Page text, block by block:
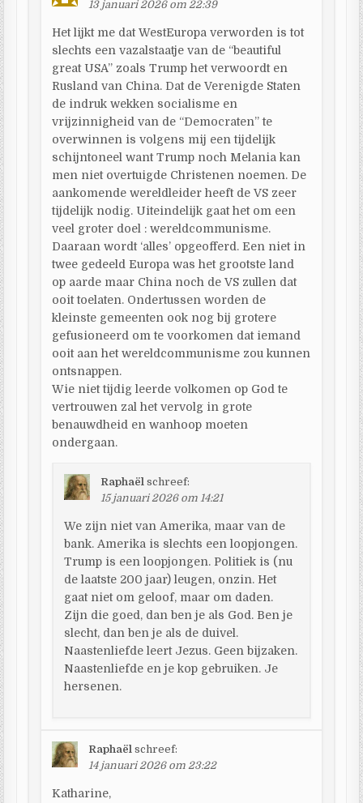
13 januari 2026 om 22:39
Het lijkt me dat WestEuropa verworden is tot
slechts een vazalstaatje van de “beautiful
great USA” zoals Trump het verwoordt en
Rusland van China. Dat de Verenigde Staten
de indruk wekken socialisme en
vrijzinnigheid van de “Democraten” te
overwinnen is volgens mij een tijdelijk
schijntoneel want Trump noch Melania kan
men niet overtuigde Christenen noemen. De
aankomende wereldleider heeft de VS zeer
tijdelijk nodig. Uiteindelijk gaat het om een
veel groter doel : wereldcommunisme.
Daaraan wordt ‘alles’ opgeofferd. Een niet in
twee gedeeld Europa was het grootste land
op aarde maar China noch de VS zullen dat
ooit toelaten. Ondertussen worden de
kleinste gemeenten ook nog bij grotere
gefusioneerd om te voorkomen dat iemand
ooit aan het wereldcommunisme zou kunnen
ontsnappen.
Wie niet tijdig leerde volkomen op God te
vertrouwen zal het vervolg in grote
benauwdheid en wanhoop moeten
ondergaan.
Raphaël schreef:
15 januari 2026 om 14:21
We zijn niet van Amerika, maar van de
bank. Amerika is slechts een loopjongen.
Trump is een loopjongen. Politiek is (nu
de laatste 200 jaar) leugen, onzin. Het
gaat niet om geloof, maar om daden.
Zijn die goed, dan ben je als God. Ben je
slecht, dan ben je als de duivel.
Naastenliefde leert Jezus. Geen bijzaken.
Naastenliefde en je kop gebruiken. Je
hersenen.
Raphaël schreef:
14 januari 2026 om 23:22
Katharine,